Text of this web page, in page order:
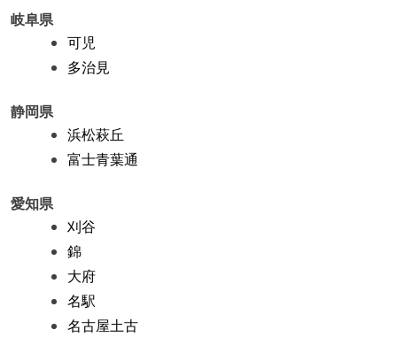
岐阜県
可児
多治見
静岡県
浜松萩丘
富士青葉通
愛知県
刈谷
錦
大府
名駅
名古屋土古